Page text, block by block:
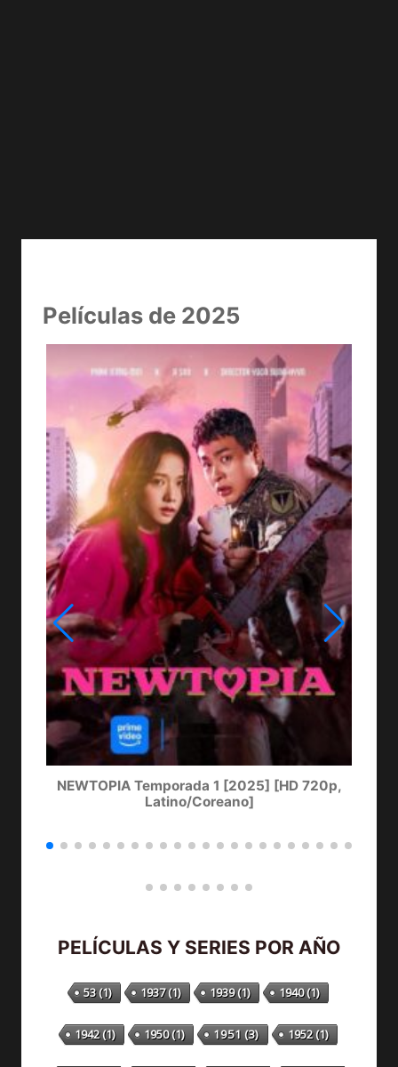
Películas de 2025
NEWTOPIA Temporada 1 [2025] [HD 720p,
Latino/Coreano]
PELÍCULAS Y SERIES POR AÑO
53(1) 1937(1) 1939(1) 1940(1)
1942(1) 1950(1) 1951 (3) 1952(1)